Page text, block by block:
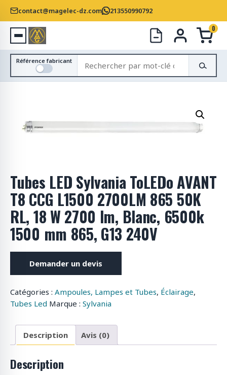
contact@magelec-dz.com 213550990792
0
Référence fabricant
c
d
e
p
r
s
Tubes LED Sylvania ToLEDo AVANT
T8 CCG L1500 2700LM 865 50K
RL, 18 W 2700 lm, Blanc, 6500k
1500 mm 865, G13 240V
Demander un devis
Catégories : Ampoules, Lampes et Tubes, Éclairage,
Tubes Led Marque : Sylvania
Description Avis (0)
Description